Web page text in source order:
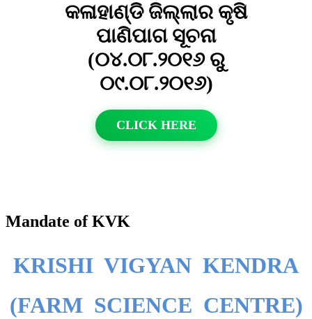
କଳାହାଣ୍ଡି ଜିଲ୍ଲାର କୃଷି
ପାଣିପାଗ ସୂଚନା
(୦୪.୦୮.୨୦୧୬ ରୁ
୦୯.୦୮.୨୦୧୬)
CLICK HERE
Mandate of KVK
KRISHI VIGYAN KENDRA
(FARM SCIENCE CENTRE)